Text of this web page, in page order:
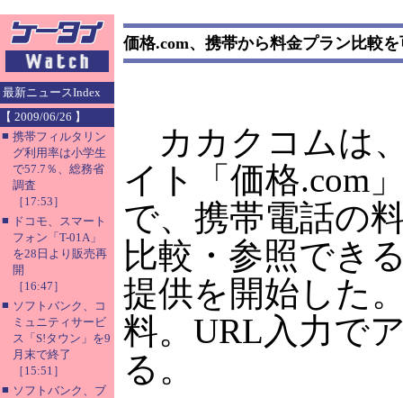
最新ニュースIndex
【 2009/06/26 】
■ 携帯フィルタリン
グ利用率は小学生
で57.7％、総務省
調査
［17:53］
■ ドコモ、スマート
フォン「T-01A」
を28日より販売再
開
［16:47］
■ ソフトバンク、コ
ミュニティサービ
ス「S!タウン」を9
月末で終了
［15:51］
■ ソフトバンク、ブ
価格.com、携帯から料金プラン比較
カカクコムは
イト「価格.com
で、携帯電話の
比較・参照でき
提供を開始した
料。URL入力で
る。